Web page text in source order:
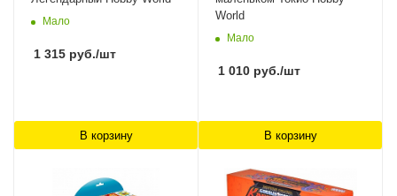
Мало
1 315 руб./шт
В корзину
World
Мало
1 010 руб./шт
В корзину